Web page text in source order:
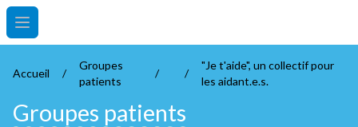
Open main menu
Accueil /
Groupes
patients
/ /
"Je t'aide", un collectif pour
les aidant.e.s.
Groupes patients